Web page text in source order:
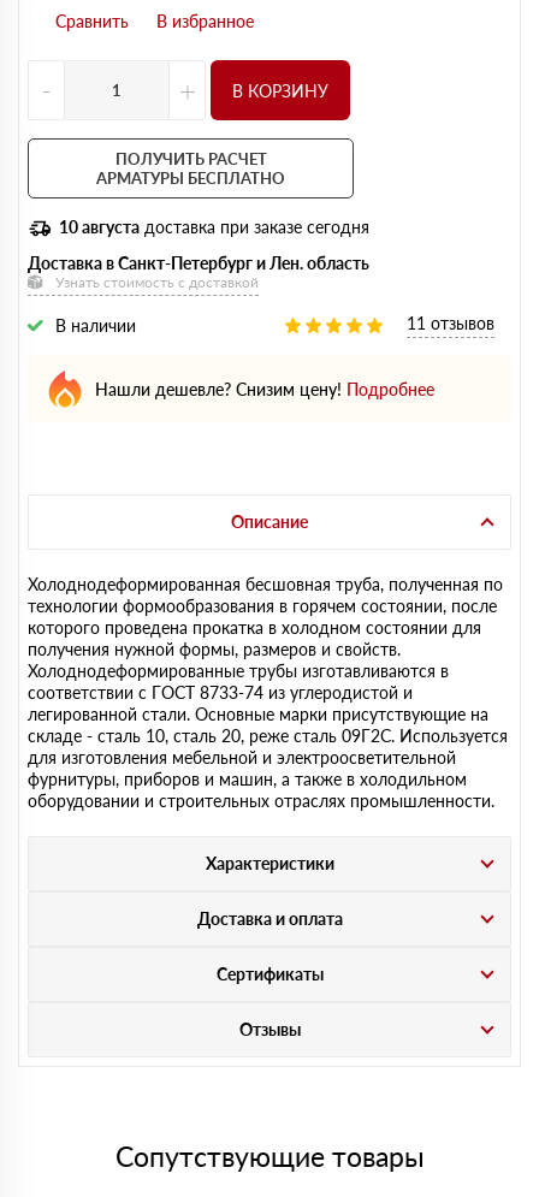
- + В КОРЗИНУ
ПОЛУЧИТЬ РАСЧЕТ
АРМАТУРЫ БЕСПЛАТНО
10 августа доставка при заказе сегодня
Доставка в Санкт-Петербург и Лен. область
Узнать стоимость с доставкой
В наличии 11 отзывов
Нашли дешевле? Снизим цену! Подробнее
Описание
Холоднодеформированная бесшовная труба, полученная по
технологии формообразования в горячем состоянии, после
которого проведена прокатка в холодном состоянии для
получения нужной формы, размеров и свойств.
Холоднодеформированные трубы изготавливаются в
соответствии с ГОСТ 8733-74 из углеродистой и
легированной стали. Основные марки присутствующие на
складе - сталь 10, сталь 20, реже сталь 09Г2С. Используется
для изготовления мебельной и электроосветительной
фурнитуры, приборов и машин, а также в холодильном
оборудовании и строительных отраслях промышленности.
Характеристики
Доставка и оплата
Сертификаты
Отзывы
Сопутствующие товары